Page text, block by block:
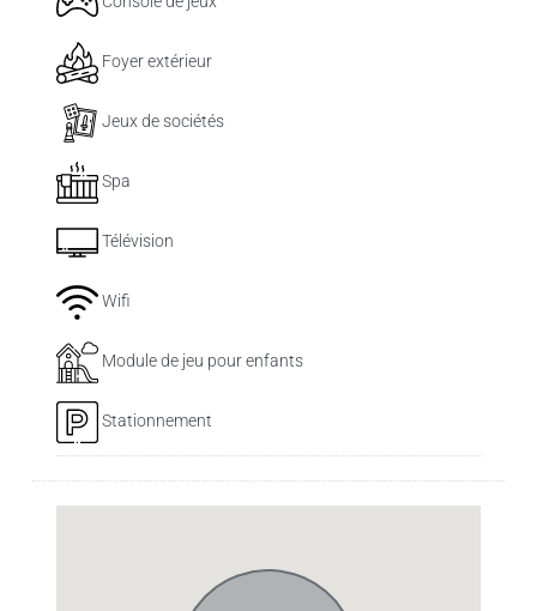
Foyer extérieur
Jeux de sociétés
Spa
Télévision
Wifi
Module de jeu pour enfants
Stationnement